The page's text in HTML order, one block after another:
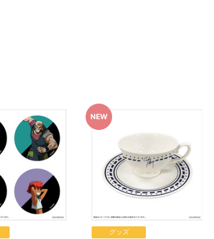
います。
めご了承ください。
いただけます。
WEB・スマホ決済」のみとなります。
イン指定受信の設定をお願いいたします。
い場合がございます。)
す。
案内させていただきましたお支払期日までに購入
確認いただけます。
グッズ